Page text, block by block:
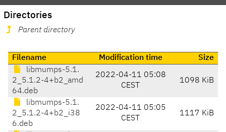
Directories
Parent directory
Filename Modification time
Size
libmumps-5.1.
2_5.1.2-4+b2_amd
64.deb
2022-04-11 05:08
CEST
1098 KiB
libmumps-5.1.
2_5.1.2-4+b2_i38
6.deb
2022-04-11 05:05
CEST
1117 KiB